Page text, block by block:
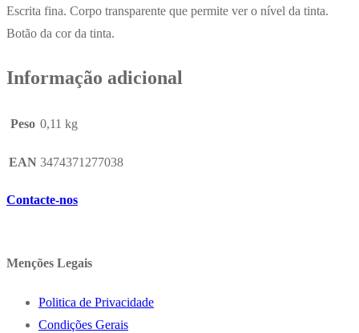
Escrita fina. Corpo transparente que permite ver o nível da tinta.
Botão da cor da tinta.
Informação adicional
Peso 0,11 kg
EAN 3474371277038
Contacte-nos
Menções Legais
Politica de Privacidade
Condições Gerais